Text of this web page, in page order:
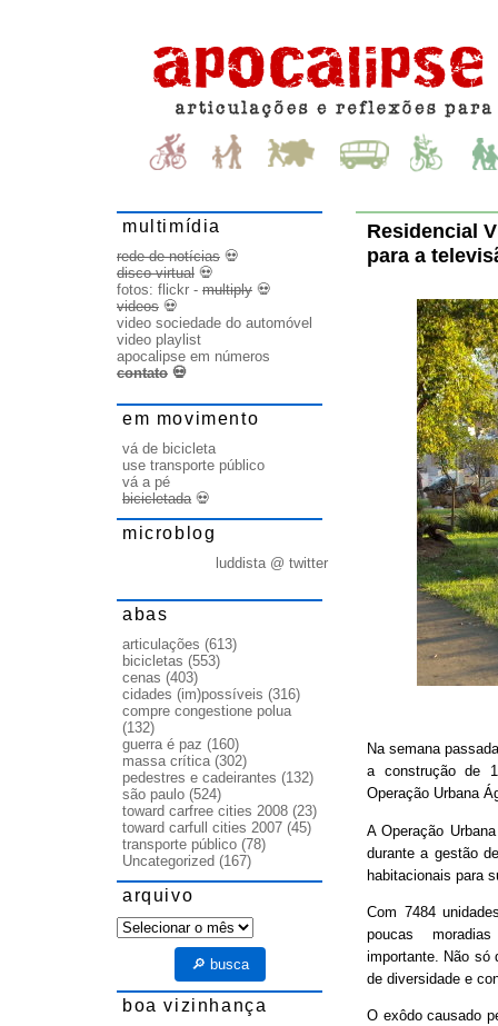
Residencial
para a
Na semana
a construção de
Operação Urbana
A Operação
durante a gestão
habitacionais para
Com 7484
poucas moradias
importante. Não só
de diversidade e
O exôdo causado
multimídia
rede de notícias 💀
disco virtual 💀
fotos: flickr - multiply 💀
videos 💀
video sociedade do automóvel
video playlist
apocalipse em números
contato 💀
em movimento
vá de bicicleta
use transporte público
vá a pé
bicicletada💀
microblog
luddista @ twitter
abas
articulações (613)
bicicletas (553)
cenas (403)
cidades (im)possíveis (316)
compre congestione polua
(132)
guerra é paz (160)
massa crítica(302)
pedestres e cadeirantes (132)
são paulo (524)
toward carfree cities 2008 (23)
toward carfull cities 2007 (45)
transporte público (78)
Uncategorized (167)
arquivo
arquivo
🔎 busca
boa vizinhança